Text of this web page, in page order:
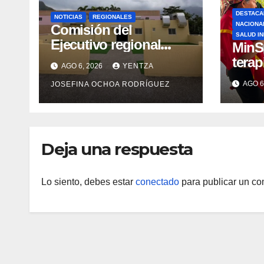
NOTICIAS REGIONALES
Comisión del
Ejecutivo regional
inspeccionó obras de
recuperación en la
Maternidad Integral
Aragua
AGO 6, 2026 YENTZA
JOSEFINA OCHOA RODRÍGUEZ
SALUD
AGO
Deja una respuesta
Lo siento, debes estar conectado para publicar un